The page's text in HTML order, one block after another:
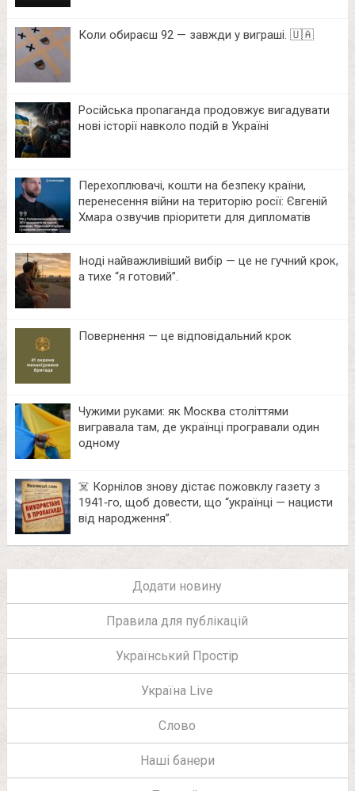
Коли обираєш 92 — завжди у виграші. 🇺🇦
Російська пропаганда продовжує вигадувати
нові історії навколо подій в Україні
Перехоплювачі, кошти на безпеку країни,
перенесення війни на територію росії: Євгеній
Хмара озвучив пріоритети для дипломатів
Іноді найважливіший вибір — це не гучний крок,
а тихе “я готовий”.
Повернення — це відповідальний крок
Чужими руками: як Москва століттями
вигравала там, де українці програвали один
одному
☠️ Корнілов знову дістає пожовклу газету з
1941‑го, щоб довести, що “українці — нацисти
від народження”.
Додати новину
Правила для публікацій
Український Простір
Україна Live
Слово
Наші банери